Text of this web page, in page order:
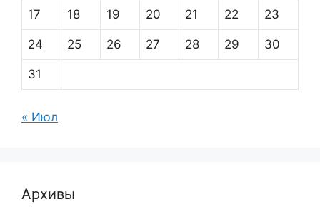
17 18 19 20 21 22 23
24 25 26 27 28 29 30
31
« Июл
Архивы